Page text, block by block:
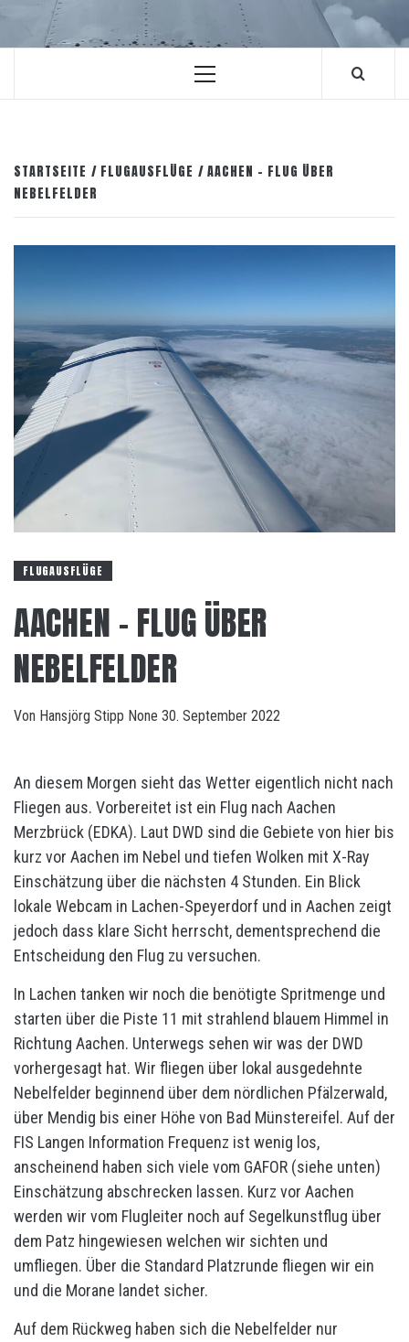
Primäres
STARTSEITE FLUGAUSFLÜGE
AACHEN – FLUG ÜBER
NEBELFELDER
FLUGAUSFLÜGE
AACHEN – FLUG ÜBER
NEBELFELDER
Von Hansjörg Stipp None 30. September 2022
An diesem Morgen sieht das Wetter eigentlich nicht nach
Fliegen aus. Vorbereitet ist ein Flug nach Aachen
Merzbrück (EDKA). Laut DWD sind die Gebiete von hier bis
kurz vor Aachen im Nebel und tiefen Wolken mit X-Ray
Einschätzung über die nächsten 4 Stunden. Ein Blick
lokale Webcam in Lachen-Speyerdorf und in Aachen zeigt
jedoch dass klare Sicht herrscht, dementsprechend die
Entscheidung den Flug zu versuchen.
In Lachen tanken wir noch die benötigte Spritmenge und
starten über die Piste 11 mit strahlend blauem Himmel in
Richtung Aachen. Unterwegs sehen wir was der DWD
vorhergesagt hat. Wir fliegen über lokal ausgedehnte
Nebelfelder beginnend über dem nördlichen Pfälzerwald,
über Mendig bis einer Höhe von Bad Münstereifel. Auf der
FIS Langen Information Frequenz ist wenig los,
anscheinend haben sich viele vom GAFOR (siehe unten)
Einschätzung abschrecken lassen. Kurz vor Aachen
werden wir vom Flugleiter noch auf Segelkunstflug über
dem Patz hingewiesen welchen wir sichten und
umfliegen. Über die Standard Platzrunde fliegen wir ein
und die Morane landet sicher.
Auf dem Rückweg haben sich die Nebelfelder nur